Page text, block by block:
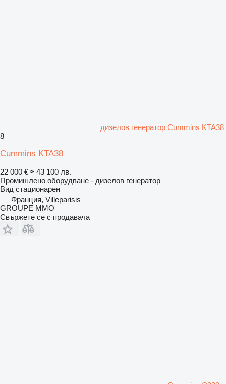
дизелов генератор Cummins KTA38
8
Cummins KTA38
22 000 € ≈ 43 100 лв.
Промишлено оборудване - дизелов генератор
Вид стационарен
Франция, Villeparisis
GROUPE MMO
Свържете се с продавача